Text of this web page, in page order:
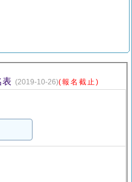
報名表 (2019-10-26)(報名截止)